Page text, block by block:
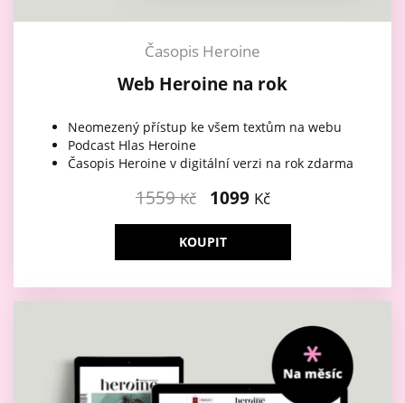
Časopis Heroine
Web Heroine na rok
Neomezený přístup ke všem textům na webu
Podcast Hlas Heroine
Časopis Heroine v digitální verzi na rok zdarma
1559Kč 1099 Kč
KOUPIT